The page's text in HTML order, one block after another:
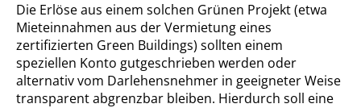
Die Erlöse aus einem solchen Grünen Projekt (etwa
Mieteinnahmen aus der Vermietung eines
zertifizierten Green Buildings) sollten einem
speziellen Konto gutgeschrieben werden oder
alternativ vom Darlehensnehmer in geeigneter Weise
transparent abgrenzbar bleiben. Hierdurch soll eine